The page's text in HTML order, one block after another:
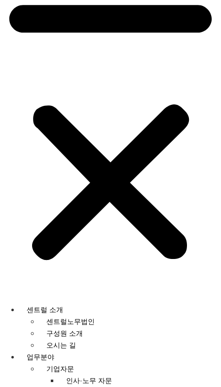
센트럴 소개
센트럴노무법인
구성원 소개
오시는 길
업무분야
기업자문
인사·노무 자문